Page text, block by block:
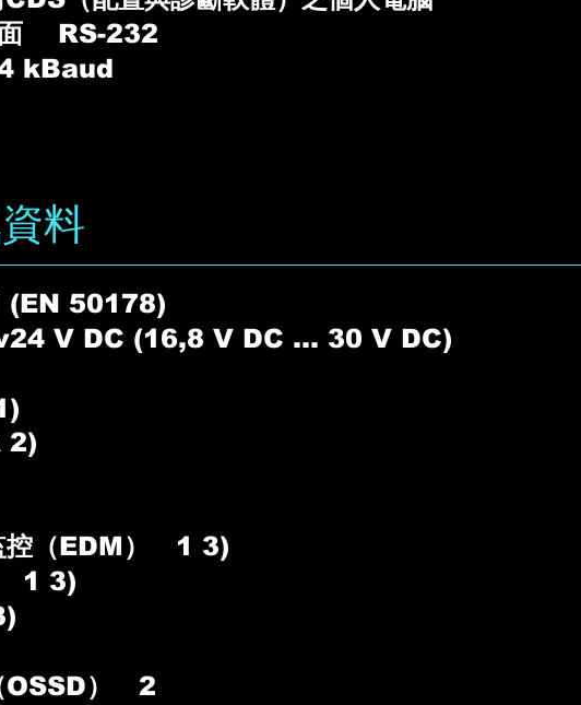
面 RS-232
kBaud
料
50178)
V DC (16,8 V DC ... 30 V DC)
（EDM） 1 3)
1 3)
） 2